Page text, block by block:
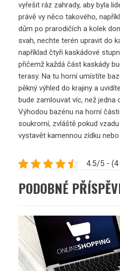
vyřešit ráz zahrady, aby byla
právě vy něco takového,
dům po prarodičích a kolek
svah, nechte terén upravit do
například čtyři kaskádové
přičemž každá část kaskády
terasy. Na tu horní umístíte
pěkný výhled do krajiny a
bude zamlouvat víc, než jedna
Výhodou bazénu na horní
soukromí, zvláště pokud
vystavět kamennou zídku
4.5/5 -
PODOBNÉ